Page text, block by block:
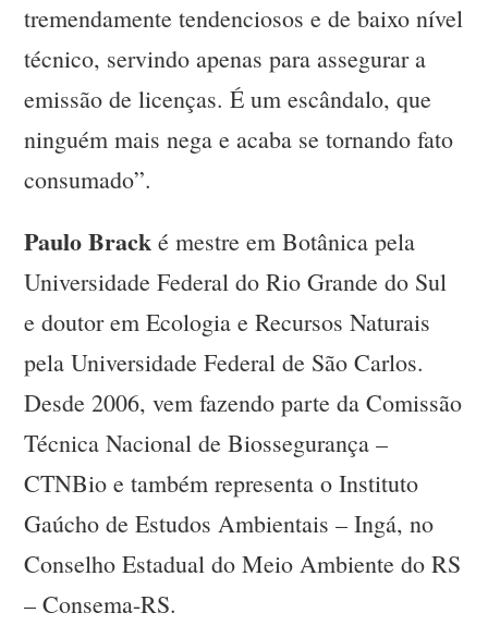
tremendamente tendenciosos e de baixo nível
técnico, servindo apenas para assegurar a
emissão de licenças. É um escândalo, que
ninguém mais nega e acaba se tornando fato
consumado”.
Paulo Bracké mestre em Botânica pela
Universidade Federal do Rio Grande do Sul
e doutor em Ecologia e Recursos Naturais
pela Universidade Federal de São Carlos.
Desde 2006, vem fazendo parte da Comissão
Técnica Nacional de Biossegurança –
CTNBio e também representa o Instituto
Gaúcho de Estudos Ambientais – Ingá, no
Conselho Estadual do Meio Ambiente do RS
– Consema-RS.